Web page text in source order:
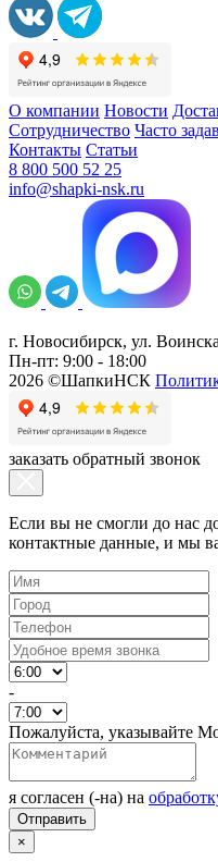
О компании Новости
Сотрудничество Часто
Контакты Статьи
8 800 500 52 25
info@shapki-nsk.ru
г. Новосибирск, ул.
Пн-пт: 9:00 - 18:00
2026 ©ШапкиНСК
заказать обратный звонок
Если вы не смогли до нас
контактные данные, и мы
-
Пожалуйста, указывайте
я согласен (-на) на
×